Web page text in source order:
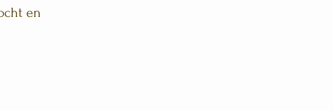
en